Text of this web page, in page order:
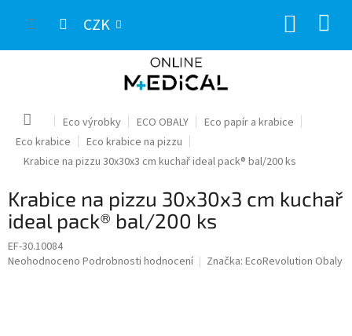
CZK
Domů Eco výrobky ECO OBALY
Eco papír a krabice
Eco krabice
Eco krabice na pizzu
Krabice na pizzu 30x30x3 cm kuchař ideal pack® bal/200 ks
Krabice na pizzu 30x30x3 cm kuchař
ideal pack® bal/200 ks
EF-30.10084
Průměrné
Neohodnoceno Podrobnosti hodnocení Značka: EcoRevolution Obaly